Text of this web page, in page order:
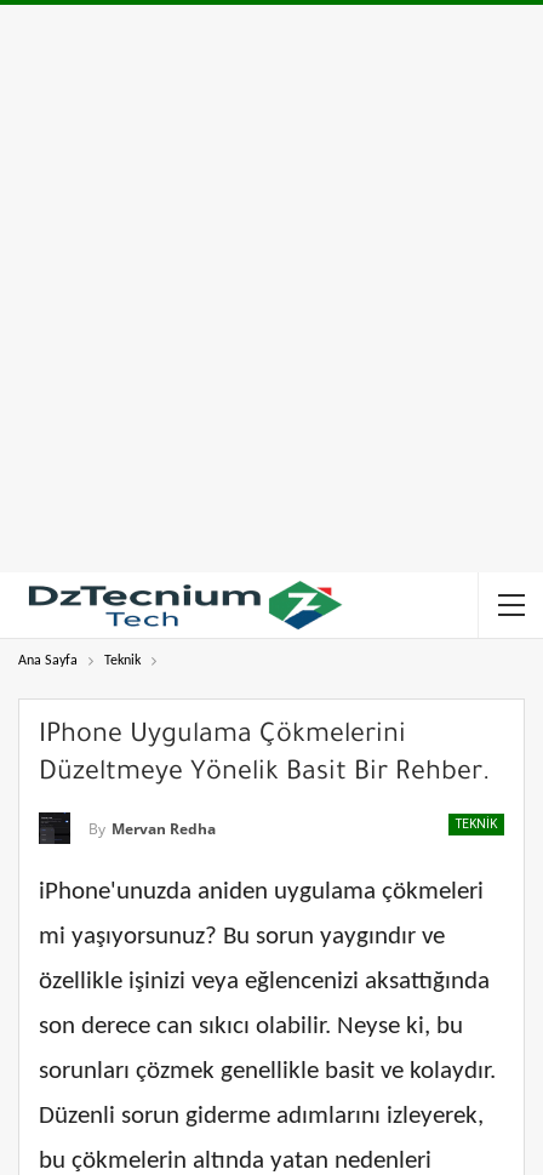
Ana Sayfa Teknik
IPhone Uygulama Çökmelerini
Düzeltmeye Yönelik Basit Bir Rehber.
TEKNIK
By Mervan Redha
iPhone'unuzda aniden uygulama çökmeleri
mi yaşıyorsunuz? Bu sorun yaygındır ve
özellikle işinizi veya eğlencenizi aksattığında
son derece can sıkıcı olabilir. Neyse ki, bu
sorunları çözmek genellikle basit ve kolaydır.
Düzenli sorun giderme adımlarını izleyerek,
bu çökmelerin altında yatan nedenleri